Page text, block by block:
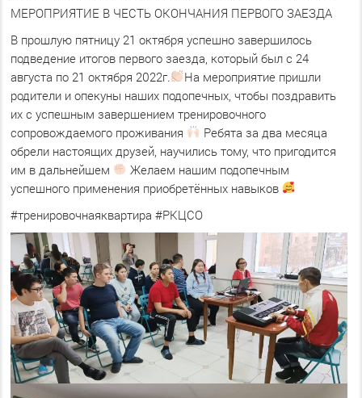
МЕРОПРИЯТИЕ В ЧЕСТЬ ОКОНЧАНИЯ ПЕРВОГО ЗАЕЗДА
В прошлую пятницу 21 октября успешно завершилось
подведение итогов первого заезда, который был с 24
августа по 21 октября 2022г.
На мероприятие пришли
родители и опекуны наших подопечных, чтобы поздравить
их с успешным завершением тренировочного
сопровождаемого проживания
Ребята за два месяца
обрели настоящих друзей, научились тому, что пригодится
им в дальнейшем
Желаем нашим подопечным
успешного применения приобретённых навыков
#тренировочнаяквартира #РКЦСО